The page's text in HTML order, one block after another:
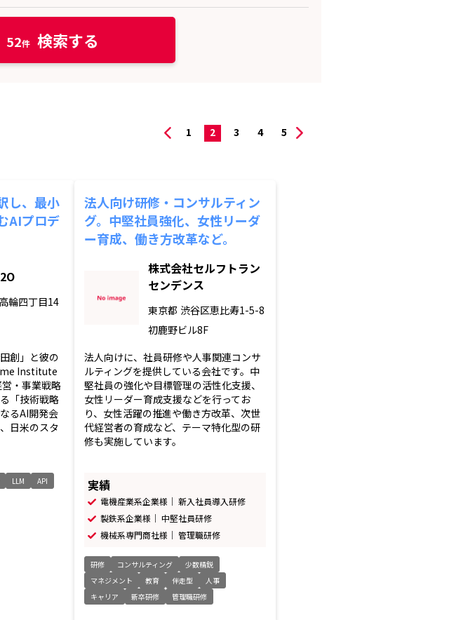
52 検索する
1 2 3 4 5
し、最小
AIプロデ
輪四丁目14
創」と彼の
Institute
・事業戦略
「技術戦略
るAI開発会
日米のスタ
LLM
API
法人向け研修・コンサルティン
グ。中堅社員強化、女性リーダ
ー育成、働き方改革など。
株式会社セルフトラン
センデンス
東京都 渋谷区恵比寿1-5-8
初鹿野ビル8F
法人向けに、社員研修や人事関連コンサ
ルティングを提供している会社です。中
堅社員の強化や目標管理の活性化支援、
女性リーダー育成支援などを行ってお
り、女性活躍の推進や働き方改革、次世
代経営者の育成など、テーマ特化型の研
修も実施しています。
実績
電機産業系企業様｜ 新入社員導入研修
製鉄系企業様｜ 中堅社員研修
機械系専門商社様｜ 管理職研修
研修 コンサルティング
少数精鋭
マネジメント
教育 伴走型
人事
キャリア
新卒研修 管理職研修